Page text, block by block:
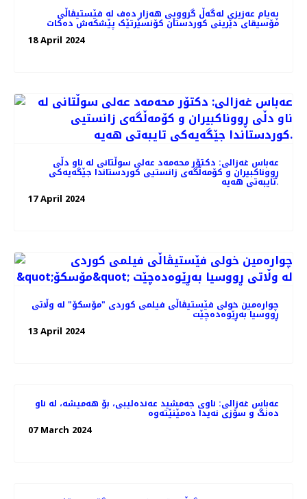
پەیام عەزیزی لەگەڵ گرووپی هەزار دەف لە فێستیڤاڵی
مۆسیقای دێرینی کوردستان کۆنسێرتێک پێشکەش دەکات
18 April 2024
عه‌باس غه‌زالی: دکتۆر محەمەد عەلی سوڵتانی لە ناو دڵی
ڕووناکبیران و کۆمەڵگەی زانستیی کوردستاندا جێگەیەکی
تایبەتی هەیە.
17 April 2024
چواره‌مین خولی فێستیڤاڵی فیلمی کوردی "مۆسکۆ" لە وڵاتی
ڕووسیا بەڕێوەده‌چێت
13 April 2024
عەباس غەزالی: ناوی جەمشید عەندەلیبی، بۆ هەمیشە، لە ناو
دەنگ و سۆزی نەیدا دەمێنێتەوە
07 March 2024